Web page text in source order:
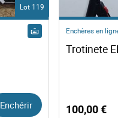
Lot 119
Enchérir
Enchères en
Trotinete
100,00 €